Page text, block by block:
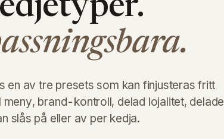
en av tre presets som kan finjusteras fritt
brand-kontroll, delad lojalitet, delade
slås på eller av per kedja.